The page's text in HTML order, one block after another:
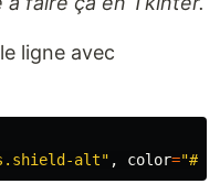
ligne avec
alt" , color="